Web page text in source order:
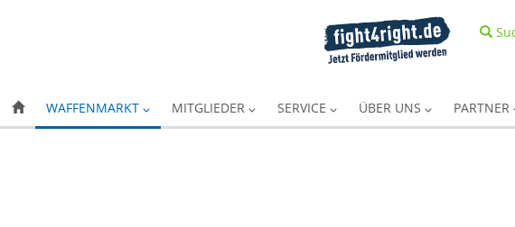
WAFFENMARKT MITGLIEDER SERVICE ÜBER UNS PARTNER